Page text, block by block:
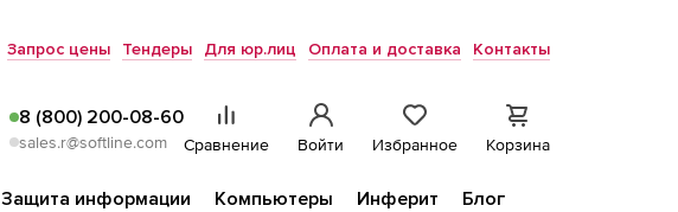
Запрос цены Тендеры Для юр.лиц Оплата и доставка Контакты
8 (800) 200-08-60
sales.r@softline.com Сравнение Войти Избранное Корзина
Защита информации Компьютеры Инферит
Блог